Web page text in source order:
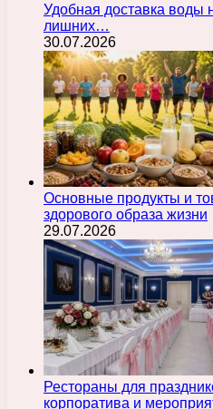
Удобная доставка воды
лишних…
30.07.2026
Основные продукты и
здорового образа жизни
29.07.2026
Рестораны для
корпоратива и